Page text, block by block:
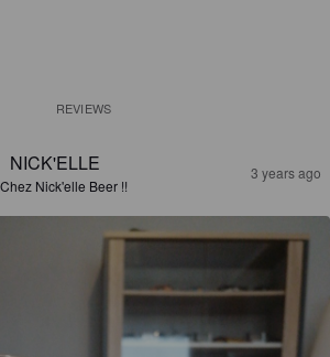
REVIEWS
NICK'ELLE
Nick'elle Beer !!
3 years ago